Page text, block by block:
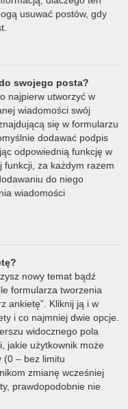
usuwać postów, gdy
swojego posta?
najpierw utworzyć w
wiadomości swój
się w formularzu
dodawać podpis
odpowiednią funkcję w
funkcji, za każdym razem
do niego
wiadomości
nowy temat bądź
formularza tworzenia
ankietę”. Kliknij ją i w
i co najmniej dwie opcje.
widocznego pola
jakie użytkownik może
(0 – bez limitu
zmianę wcześniej
prawdopodobnie nie